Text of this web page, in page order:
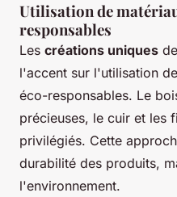
Utilisation de
responsables
Les créations uniques
l'accent sur l'utilisation
éco-responsables. Le
précieuses, le cuir et les
privilégiés. Cette
durabilité des produits,
l'environnement.